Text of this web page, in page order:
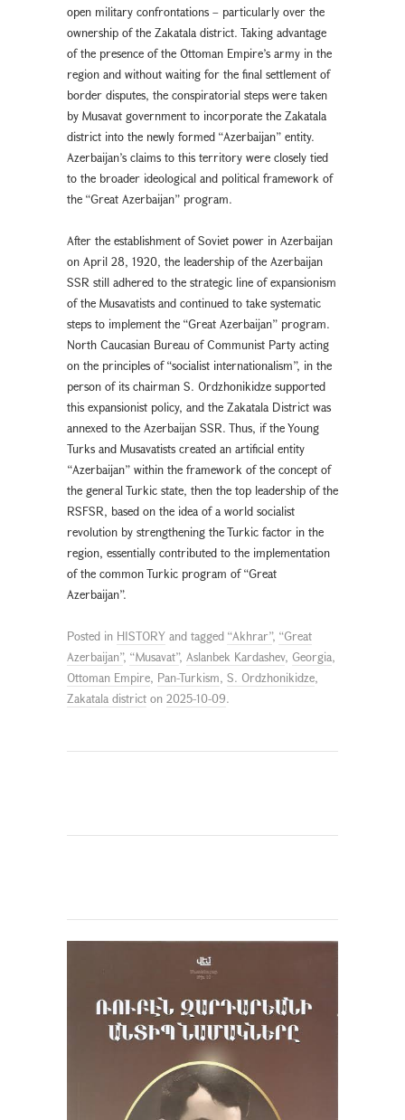
open military confrontations – particularly over the
ownership of the Zakatala district. Taking advantage
of the presence of the Ottoman Empire’s army in the
region and without waiting for the final settlement of
border disputes, the conspiratorial steps were taken
by Musavat government to incorporate the Zakatala
district into the newly formed “Azerbaijan” entity.
Azerbaijan’s claims to this territory were closely tied
to the broader ideological and political framework of
the “Great Azerbaijan” program.
After the establishment of Soviet power in Azerbaijan
on April 28, 1920, the leadership of the Azerbaijan
SSR still adhered to the strategic line of expansionism
of the Musavatists and continued to take systematic
steps to implement the “Great Azerbaijan” program.
North Caucasian Bureau of Communist Party acting
on the principles of “socialist internationalism”, in the
person of its chairman S. Ordzhonikidze supported
this expansionist policy, and the Zakatala District was
annexed to the Azerbaijan SSR. Thus, if the Young
Turks and Musavatists created an artificial entity
“Azerbaijan” within the framework of the concept of
the general Turkic state, then the top leadership of the
RSFSR, based on the idea of a world socialist
revolution by strengthening the Turkic factor in the
region, essentially contributed to the implementation
of the common Turkic program of “Great
Azerbaijan”.
Posted in HISTORY and tagged “Akhrar”, “Great
Azerbaijan”, “Musavat”, Aslanbek Kardashev, Georgia,
Ottoman Empire, Pan-Turkism, S. Ordzhonikidze,
Zakatala district on 2025-10-09.